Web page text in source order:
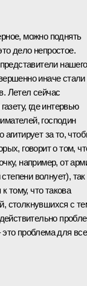
можно поднять
дело непростое.
нашего
иначе стали
Летел сейчас
где интервью
господин
агитирует за то,
говорит о том,
например, от
волнует), так
тому, что такова
столкнувшихся с
проблема для